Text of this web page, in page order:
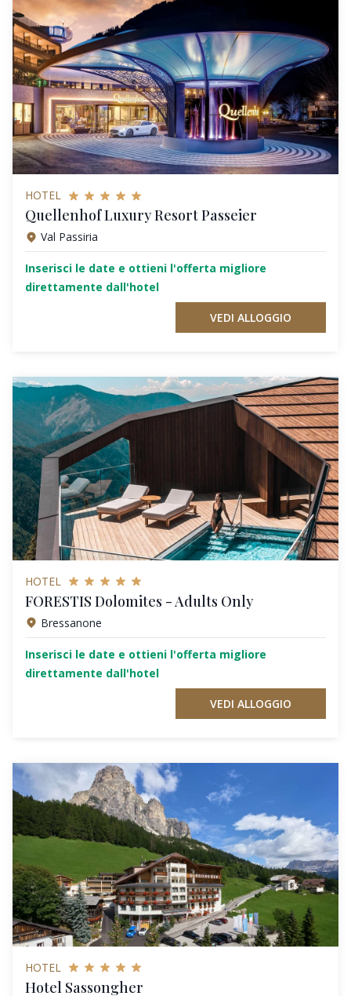
HOTEL
Quellenhof Luxury Resort Passeier
Val Passiria
Inserisci le date e ottieni l'offerta migliore
direttamente dall'hotel
VEDI ALLOGGIO
HOTEL
FORESTIS Dolomites - Adults Only
Bressanone
Inserisci le date e ottieni l'offerta migliore
direttamente dall'hotel
VEDI ALLOGGIO
HOTEL
Hotel Sassongher